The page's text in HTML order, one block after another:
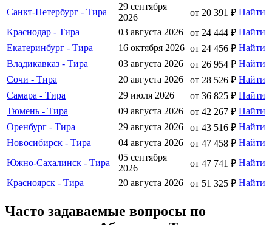
Санкт-Петербург - Тира
29 сентября
2026
от 20 391 ₽ Найти
Краснодар - Тира
03 августа 2026 от 24 444 ₽ Найти
Екатеринбург - Тира
16 октября 2026 от 24 456 ₽ Найти
Владикавказ - Тира
03 августа 2026 от 26 954 ₽ Найти
Сочи - Тира
20 августа 2026 от 28 526 ₽ Найти
Самара - Тира
29 июля 2026 от 36 825 ₽ Найти
Тюмень - Тира
09 августа 2026 от 42 267 ₽ Найти
Оренбург - Тира
29 августа 2026 от 43 516 ₽ Найти
Новосибирск - Тира
04 августа 2026 от 47 458 ₽ Найти
Южно-Сахалинск - Тира
05 сентября
2026
от 47 741 ₽ Найти
Красноярск - Тира
20 августа 2026 от 51 325 ₽ Найти
Часто задаваемые вопросы по